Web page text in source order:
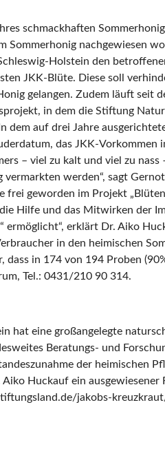
schmackhaften
Sommerhonig nachgewiesen
Holstein den
JKK-Blüte. Diese soll
gelangen. Zudem läuft seit
in dem die Stiftung
dem auf drei Jahre
das JKK-
– viel zu kalt und viel zu
vermarkten werden“, sagt
frei geworden im Projekt
Hilfe und das Mitwirken der
ermöglicht“, erklärt Dr. Aiko
in den heimischen
dass in 174 von 194 Proben
Tel.: 0431/210 90 314.
hat eine großangelegte
Beratungs- und
der heimischen
Huckauf ein ausgewiesener
jakobs-